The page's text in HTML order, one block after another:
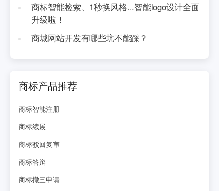
商标智能检索、1秒换风格...智能logo设计全面
升级啦！
商城网站开发有哪些坑不能踩？
商标产品推荐
商标智能注册
商标续展
商标驳回复审
商标答辩
商标撤三申请